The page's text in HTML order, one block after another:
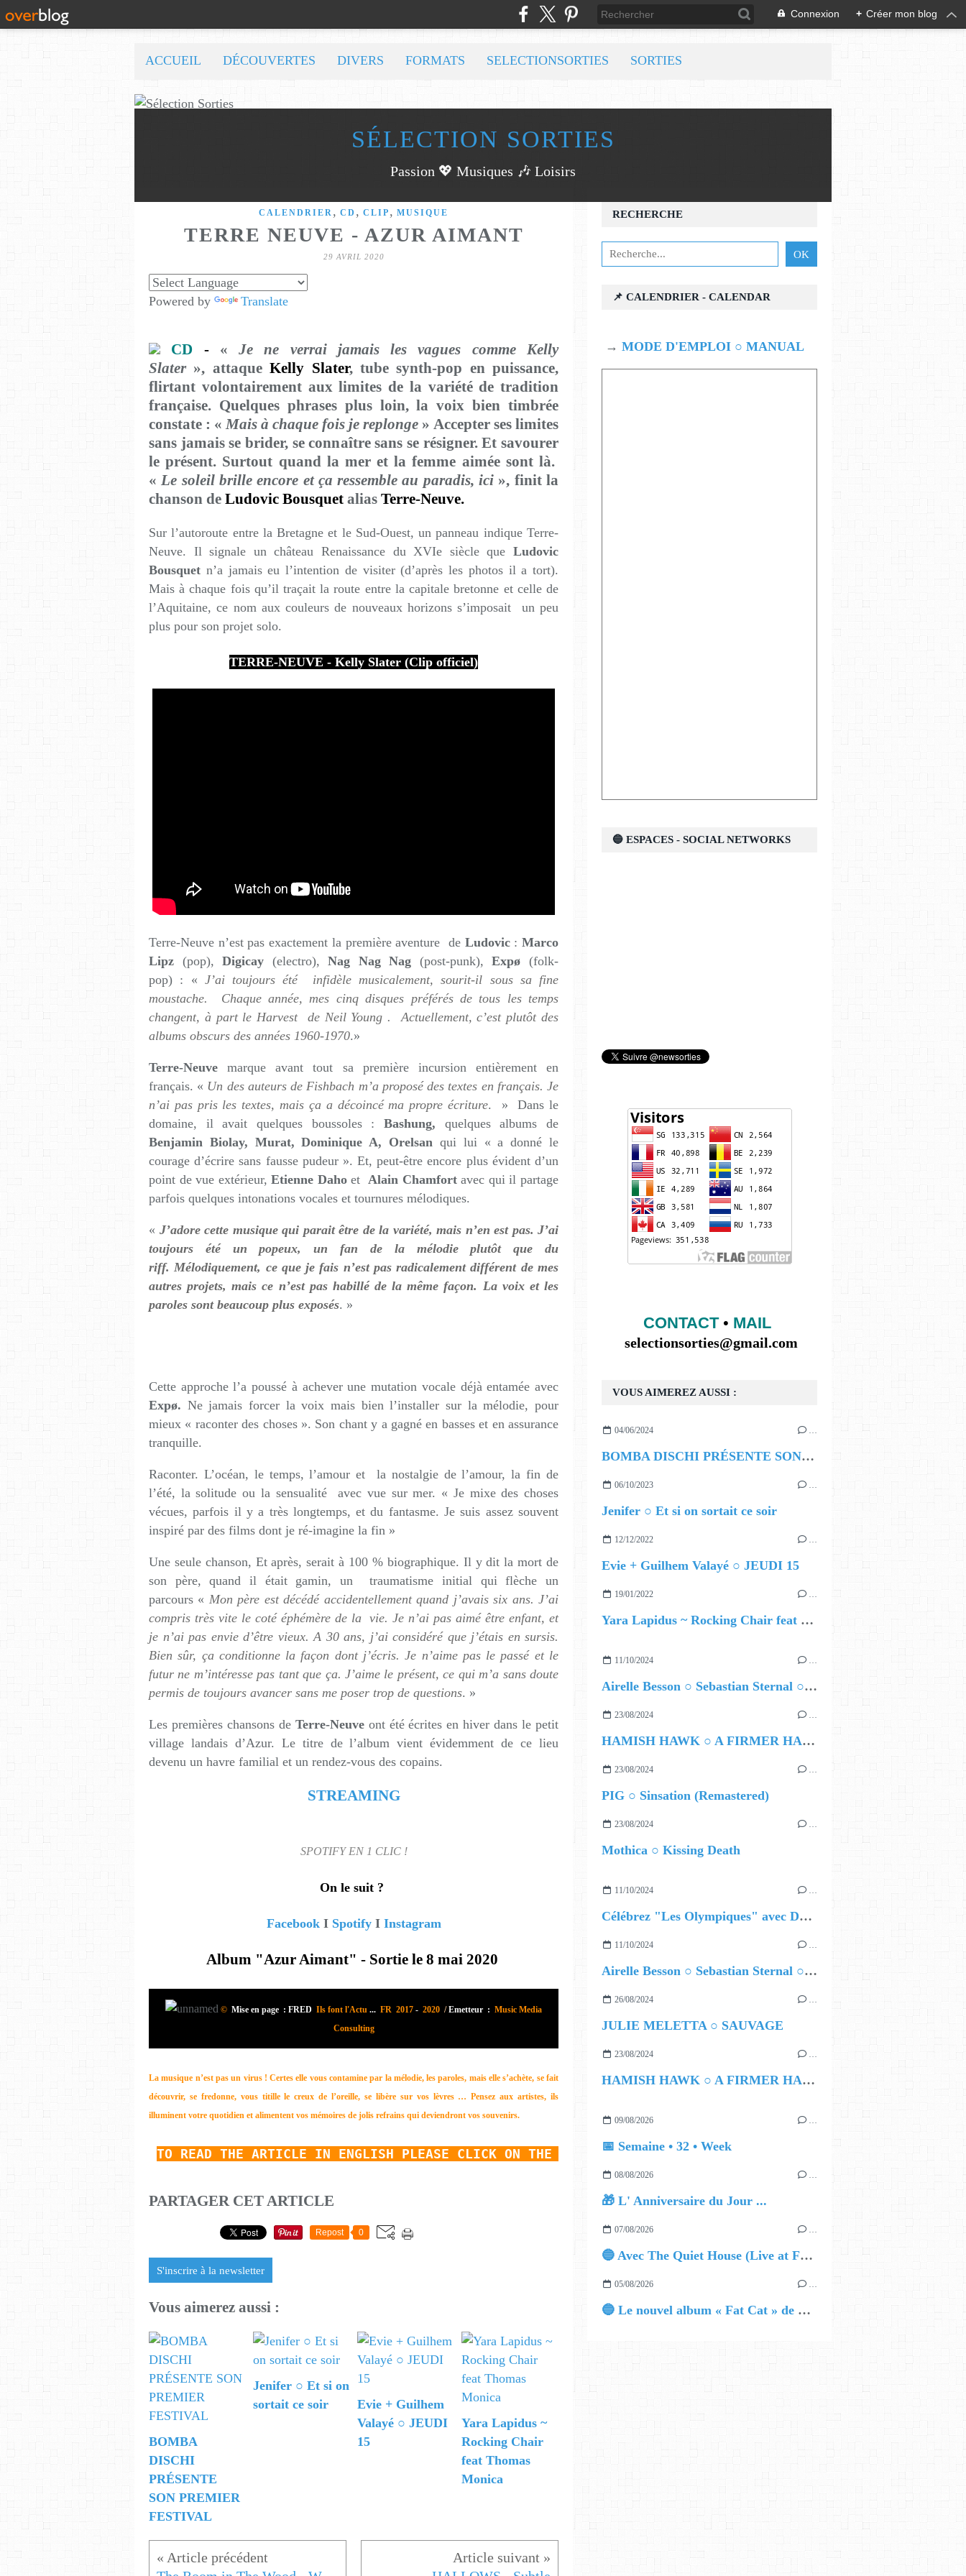
Connexion + Créer mon blog
SÉLECTION SORTIES
Passion 💖 Musiques 🎶 Loisirs
ACCUEIL DÉCOUVERTES DIVERS FORMATS SELECTIONSORTIES SORTIES
CALENDRIER , CD , CLIP , MUSIQUE
TERRE NEUVE - AZUR AIMANT
29 AVRIL 2020
Powered by Translate
CD -« Je ne verrai jamais les vagues comme Kelly
Slater », attaqueKelly Slater, tube synth-pop en puissance,
flirtant volontairement aux limites de la variété de tradition
française. Quelques phrases plus loin, la voix bien timbrée
constate : «Mais à chaque fois je replonge » Accepter ses limites
sans jamais se brider, se connaître sans se résigner. Et savourer
le présent. Surtout quand la mer et la femme aimée sont là.
« Le soleil brille encore et ça ressemble au paradis, ici », finit la
chanson de Ludovic Bousquet alias Terre-Neuve.
Sur l’autoroute entre la Bretagne et le Sud-Ouest, un panneau indique Terre-
Neuve. Il signale un château Renaissance du XVIe siècle que Ludovic
Bousquet n’a jamais eu l’intention de visiter (d’après les photos il a tort).
Mais à chaque fois qu’il traçait la route entre la capitale bretonne et celle de
l’Aquitaine, ce nom aux couleurs de nouveaux horizons s’imposait un peu
plus pour son projet solo.
TERRE-NEUVE - Kelly Slater (Clip officiel)
Terre-Neuve n’est pas exactement la première aventure deLudovic:Marco
Lipz (pop),Digicay (electro),Nag Nag Nag (post-punk), Expø (folk-
pop) : « J’ai toujours été infidèle musicalement, sourit-il sous sa fine
moustache. Chaque année, mes cinq disques préférés de tous les temps
changent, à part le Harvest de Neil Young . Actuellement, c’est plutôt des
albums obscurs des années 1960-1970.»
Terre-Neuve marque avant tout sa première incursion entièrement en
français. « Un des auteurs de Fishbach m’a proposé des textes en français. Je
n’ai pas pris les textes, mais ça a décoincé ma propre écriture. » Dans le
domaine, il avait quelques boussoles : Bashung, quelques albums de
Benjamin Biolay, Murat, Dominique A, Orelsan qui lui « a donné le
courage d’écrire sans fausse pudeur ». Et, peut-être encore plus évident d’un
point de vue extérieur,Etienne Dahoet Alain Chamfortavec qui il partage
parfois quelques intonations vocales et tournures mélodiques.
« J’adore cette musique qui parait être de la variété, mais n’en est pas. J’ai
toujours été un popeux, un fan de la mélodie plutôt que du
riff. Mélodiquement, ce que je fais n’est pas radicalement différent de mes
autres projets, mais ce n’est pas habillé de la même façon. La voix et les
paroles sont beaucoup plus exposés. »
Cette approche l’a poussé à achever une mutation vocale déjà entamée avec
Expø. Ne jamais forcer la voix mais bien l’installer sur la mélodie, pour
mieux « raconter des choses ». Son chant y a gagné en basses et en assurance
tranquille.
Raconter. L’océan, le temps, l’amour et la nostalgie de l’amour, la fin de
l’été, la solitude ou la sensualité avec vue sur mer. « Je mixe des choses
vécues, parfois il y a très longtemps, et du fantasme. Je suis assez souvent
inspiré par des films dont je ré-imagine la fin »
Une seule chanson, Et après, serait à 100 % biographique. Il y dit la mort de
son père, quand il était gamin, un traumatisme initial qui flèche un
parcours « Mon père est décédé accidentellement quand j’avais six ans. J’ai
compris très vite le coté éphémère de la vie. Je n’ai pas aimé être enfant, et
je n’ai pas envie d’être vieux. A 30 ans, j’ai considéré que j’étais en sursis.
Bien sûr, ça conditionne la façon dont j’écris. Je n’aime pas le passé et le
futur ne m’intéresse pas tant que ça. J’aime le présent, ce qui m’a sans doute
permis de toujours avancer sans me poser trop de questions. »
Les premières chansons de Terre-Neuveont été écrites en hiver dans le petit
village landais d’Azur. Le titre de l’album vient évidemment de ce lieu
devenu un havre familial et un rendez-vous des copains.
STREAMING
SPOTIFY EN 1 CLIC !
On le suit ?
FacebookI Spotify I Instagram
Album "Azur Aimant" - Sortie le 8 mai 2020
© Mise en page : FRED Ils font l'Actu ... FR 2017 - 2020 /Emetteur : Music Media
Consulting
La musique n’est pas un virus ! Certes elle vous contamine par la mélodie, les paroles, mais elle s’achète, se fait
découvrir, se fredonne, vous titille le creux de l’oreille, se libère sur vos lèvres …Pensez aux artistes, ils
illuminent votre quotidien et alimentent vos mémoires de jolis refrains qui deviendront vos souvenirs.
TO READ THE ARTICLE IN ENGLISH PLEASE CLICK ON THE TRANSLATOR AT THE TOP LEFT, THEN ENGLISH
PARTAGER CET ARTICLE
Repost 0
S'inscrire à la newsletter
Vous aimerez aussi :
BOMBA
DISCHI
PRÉSENTE
SON PREMIER
FESTIVAL
Jenifer ○ Et si on
sortait ce soir
Evie + Guilhem
Valayé ○ JEUDI
15
Yara Lapidus ~
Rocking Chair
feat Thomas
Monica
RECHERCHE
VOUS AIMEREZ AUSSI :
04/06/2024 …
BOMBA DISCHI PRÉSENTE SON PREMIER FESTIVAL
06/10/2023 …
Jenifer ○ Et si on sortait ce soir
12/12/2022 …
Evie + Guilhem Valayé ○ JEUDI 15
19/01/2022 …
Yara Lapidus ~ Rocking Chair feat Thomas Monica
11/10/2024 …
Airelle Besson ○ Sebastian Sternal ○ Jonas Burgwinkel
23/08/2024 …
HAMISH HAWK ○ A FIRMER HAND
23/08/2024 …
PIG ○ Sinsation (Remastered)
23/08/2024 …
Mothica ○ Kissing Death
11/10/2024 …
Célébrez "Les Olympiques" avec DVTR !
11/10/2024 …
Airelle Besson ○ Sebastian Sternal ○ Jonas Burgwinkel
26/08/2024 …
JULIE MELETTA ○ SAUVAGE
23/08/2024 …
HAMISH HAWK ○ A FIRMER HAND
09/08/2026 …
📅 Semaine • 32 • Week
08/08/2026 …
🎁 L' Anniversaire du Jour ...
07/08/2026 …
🔵 Avec The Quiet House (Live at Funkhaus), Kenzo Zurzolo livre une performance aussi intense qu'envoûtante.
05/08/2026 …
🔵 Le nouvel album « Fat Cat » de Delilah Holliday (sortie le 30 Octobre 2026)
📌 CALENDRIER - CALENDAR
→ MODE D'EMPLOI ○ MANUAL
🔵 ESPACES - SOCIAL NETWORKS
CONTACT• MAIL
selectionsorties@gmail.com